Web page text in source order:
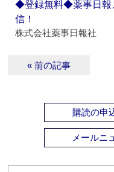
◆登録無料◆薬事日報
信！
株式会社薬事日報社
« 前の記事
購読の申
メールニ